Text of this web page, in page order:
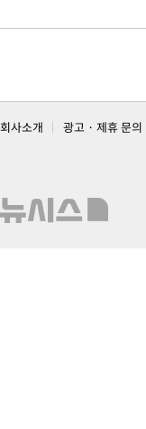
회사소개 광고 · 제휴 문의